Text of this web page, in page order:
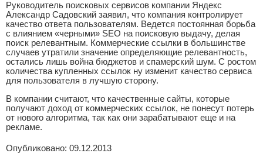
Руководитель поисковых сервисов компании Яндекс
Александр Садовский заявил, что компания контролирует
качество ответа пользователям. Ведется постоянная борьба
с влиянием «черными» SEO на поисковую выдачу, делая
поиск релевантным. Коммерческие ссылки в большинстве
случаев утратили значение определяющие релевантность,
остались лишь война бюджетов и спамерский шум. С ростом
количества купленных ссылок ну изменит качество сервиса
для пользователя в лучшую сторону.
В компании считают, что качественные сайты, которые
получают доход от коммерческих ссылок, не понесут потерь
от нового алгоритма, так как они зарабатывают еще и на
рекламе.
Опубликовано: 09.12.2013